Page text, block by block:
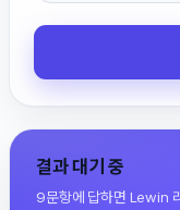
결과 대기 중
9문항에 답하면 Lewin